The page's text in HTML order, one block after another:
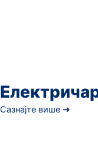
Сазнајте више ➜